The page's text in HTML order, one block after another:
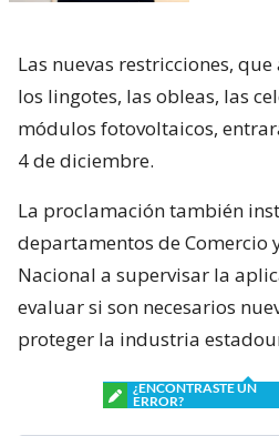
Las nuevas restricciones,
los lingotes, las obleas, las
módulos fotovoltaicos,
4 de diciembre.
La proclamación también
departamentos de Comercio
Nacional a supervisar la
evaluar si son necesarios
proteger la industria
¿ENCONTRASTE UN
ERROR?